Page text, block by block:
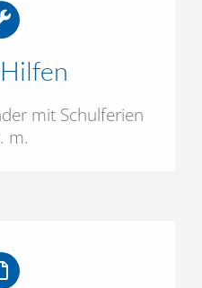
mit Schulferien
m.